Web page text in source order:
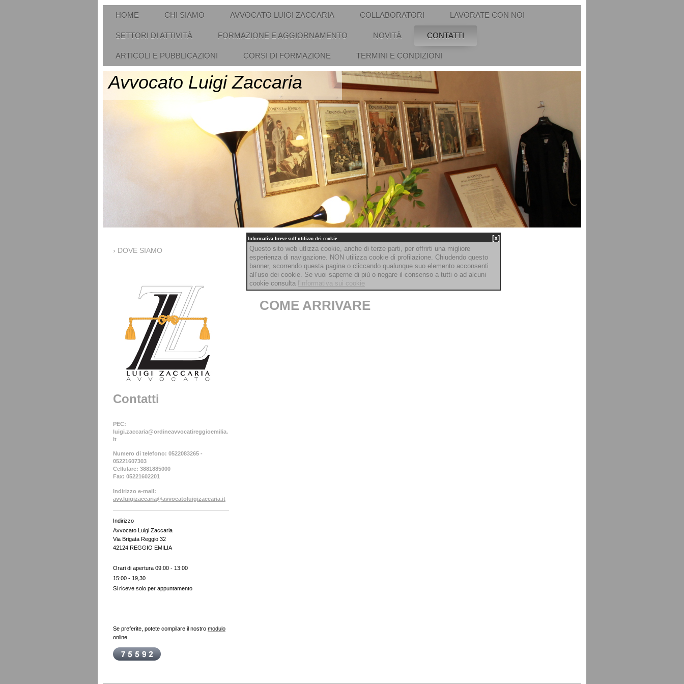
HOME CHI SIAMO AVVOCATO LUIGI ZACCARIA COLLABORATORI LAVORATE CON NOI
SETTORI DI ATTIVITÀ FORMAZIONE E AGGIORNAMENTO NOVITÀ CONTATTI
ARTICOLI E PUBBLICAZIONI CORSI DI FORMAZIONE TERMINI E CONDIZIONI
Avvocato Luigi Zaccaria
Informativa breve sull'utilizzo dei cookie
[x]
Questo sito web utlizza cookie, anche di terze parti, per offrirti una migliore
esperienza di navigazione. NON utilizza cookie di profilazione. Chiudendo questo
banner, scorrendo questa pagina o cliccando qualunque suo elemento acconsenti
all’uso dei cookie. Se vuoi saperne di più o negare il consenso a tutti o ad alcuni
cookie consulta l'informativa sui cookie
COME ARRIVARE
DOVE SIAMO
Contatti
PEC:
luigi.zaccaria@ordineavvocatireggioemilia.
it
Numero di telefono: 0522083265 -
05221607303
Cellulare: 3881885000
Fax: 05221602201
Indirizzo e-mail:
avv.luigizaccaria@avvocatoluigizaccaria.it
Indirizzo
Avvocato Luigi Zaccaria
Via Brigata Reggio 32
42124 REGGIO EMILIA
Orari di apertura 09:00 - 13:00
15:00 - 19,30
Si riceve solo per appuntamento
Se preferite, potete compilare il nostro modulo
online